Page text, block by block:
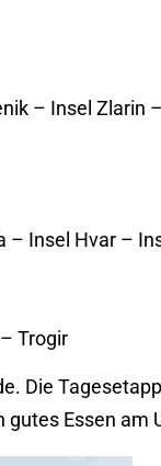
– Insel Zlarin
Insel Hvar –
Trogir
Die
Essen am